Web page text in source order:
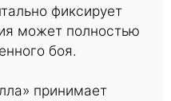
фиксирует
может полностью
боя.
принимает